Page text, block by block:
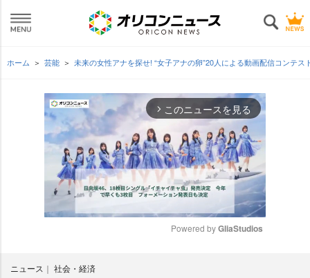
ホーム 芸能 未来の女性アナを探せ! “女子アナの卵”20人による動画配信コンテス
arrow_forward_ios このニュースを見る
Powered by GliaStudios
ニュース 社会・経済